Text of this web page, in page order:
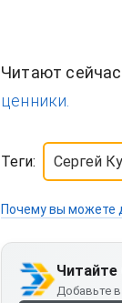
Читают
ценники.
Теги: Сергей
Почему вы можете
Читайте
Добавьте